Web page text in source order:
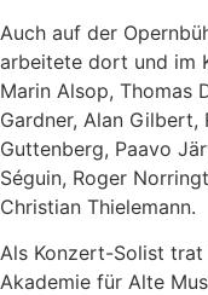
Auch auf der
arbeitete dort und im
Marin Alsop, Thomas
Gardner, Alan Gilbert,
Guttenberg, Paavo
Séguin, Roger
Christian Thielemann.
Als Konzert-Solist
Akademie für Alte